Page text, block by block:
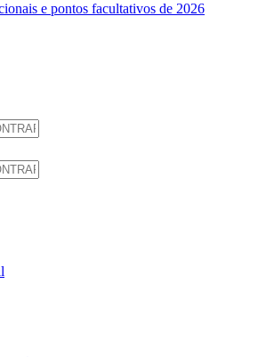
e pontos facultativos de 2026